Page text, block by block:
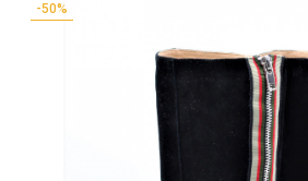
-50%